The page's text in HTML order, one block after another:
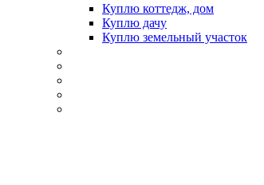
Куплю коттедж, дом
Куплю дачу
Куплю земельный участок